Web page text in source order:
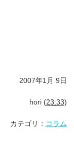
2007年1月 9日
hori(23:33)
カテゴリ： コラム